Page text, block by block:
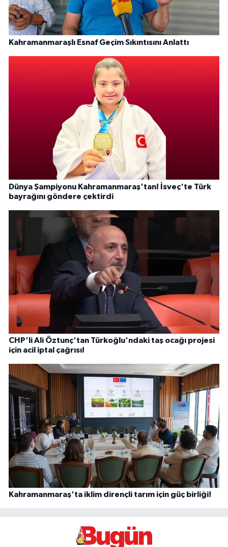
Kahramanmaraşlı Esnaf Geçim Sıkıntısını Anlattı
Dünya Şampiyonu Kahramanmaraş'tan! İsveç'te Türk
bayrağını göndere çektirdi
CHP'li Ali Öztunç'tan Türkoğlu'ndaki taş ocağı projesi
için acil iptal çağrısı!
Kahramanmaraş'ta iklim dirençli tarım için güç birliği!